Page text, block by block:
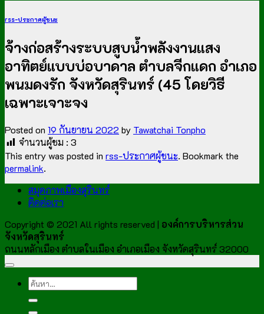
rss-ประกาศผู้ชนะ
จ้างก่อสร้างระบบสูบน้ำพลังงานแสง
อาทิตย์แบบบ่อบาดาล ตำบลจีกแดก อำเภอ
พนมดงรัก จังหวัดสุรินทร์ (45 โดยวิธี
เฉพาะเจาะจง
Posted on 19 กันยายน 2022 by Tawatchai Tonpho
จำนวนผู้ชม : 3
This entry was posted in rss-ประกาศผู้ชนะ. Bookmark the
permalink.
สมุดภาพเมืองสุรินทร์
ติดต่อเรา
Copyright © 2021 All rights reserved | องค์การบริหารส่วน
จังหวัดสุรินทร์
ถนนหลักเมือง ตำบลในเมือง อำเภอเมือง จังหวัดสุรินทร์ 32000